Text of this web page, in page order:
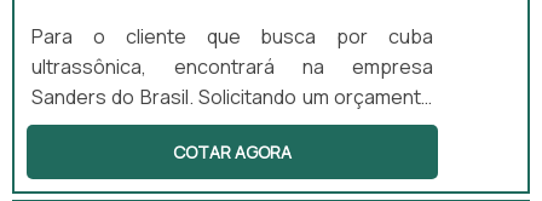
Para o cliente que busca por cuba
ultrassônica, encontrará na empresa
Sanders do Brasil. Solicitando um orçamento
na maior especialista do segmento e
conhecendo a maior referência de qualidade
da área de atuação. Quando o quesito é cuba
COTAR AGORA